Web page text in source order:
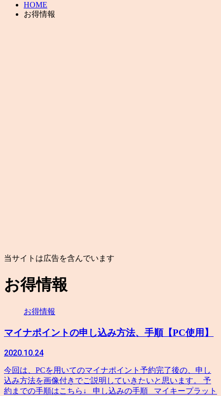
HOME
お得情報
当サイトは広告を含んでいます
お得情報
お得情報
マイナポイントの申し込み方法、手順【PC使用】
2020.10.24
今回は、PCを用いてのマイナポイント予約完了後の、申し
込み方法を画像付きでご説明していきたいと思います。 予
約までの手順はこちら↓ 申し込みの手順 マイキープラット